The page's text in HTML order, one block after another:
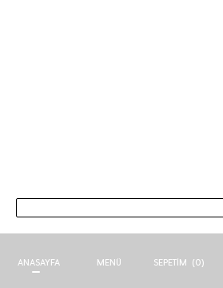
ANASAYFA MENÜ SEPETIM (0)